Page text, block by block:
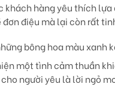
hàng yêu thích
điệu mà lại còn rất
bông hoa màu xanh
một tình cảm thuần
người yêu là lời ngỏ